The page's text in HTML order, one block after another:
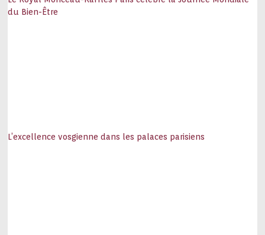
du Bien-Être
L’excellence vosgienne dans les palaces parisiens